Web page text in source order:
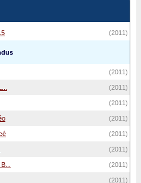
(2011)
(2011)
(2011)
(2011)
(2011)
(2011)
(2011)
(2011)
(2011)